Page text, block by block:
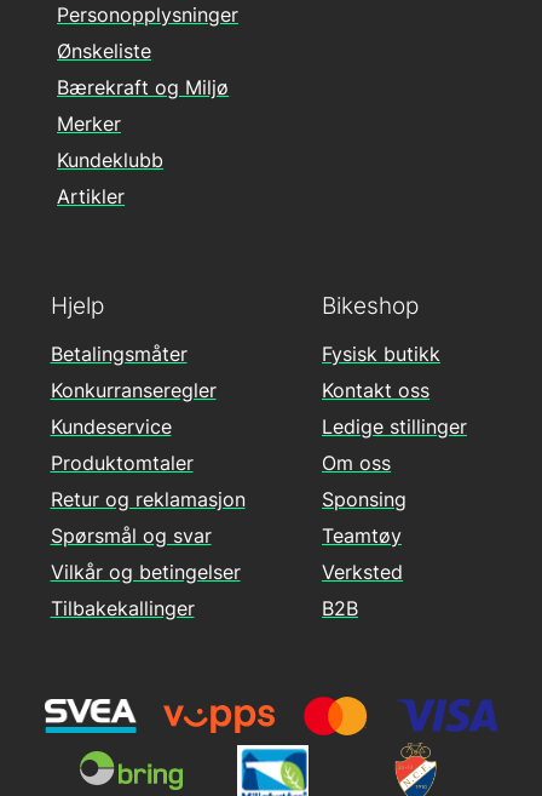
Hjelp
Betalingsmåter
Konkurranseregler
Kundeservice
Produktomtaler
Retur og reklamasjon
Spørsmål og svar
Vilkår og betingelser
Tilbakekallinger
Personopplysninger
Ønskeliste
Bærekraft og Miljø
Merker
Kundeklubb
Artikler
Bikeshop
Fysisk butikk
Kontakt oss
Ledige stillinger
Om oss
Sponsing
Teamtøy
Verksted
B2B